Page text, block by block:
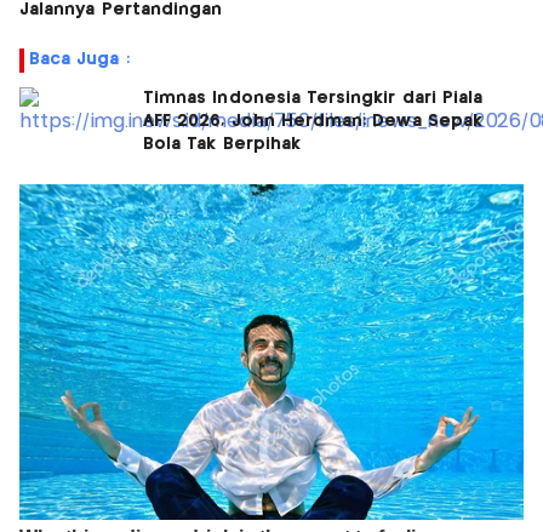
Jalannya Pertandingan
Baca Juga :
Timnas Indonesia Tersingkir dari Piala
AFF 2026, John Herdman: Dewa Sepak
Bola Tak Berpihak